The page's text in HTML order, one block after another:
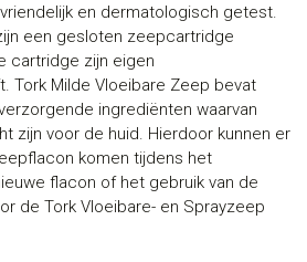
en dermatologisch getest.
een gesloten zeepcartridge
cartridge zijn eigen
Tork Milde Vloeibare Zeep bevat
ingrediënten waarvan
zijn voor de huid. Hierdoor kunnen er
komen tijdens het
flacon of het gebruik van de
de Tork Vloeibare- en Sprayzeep